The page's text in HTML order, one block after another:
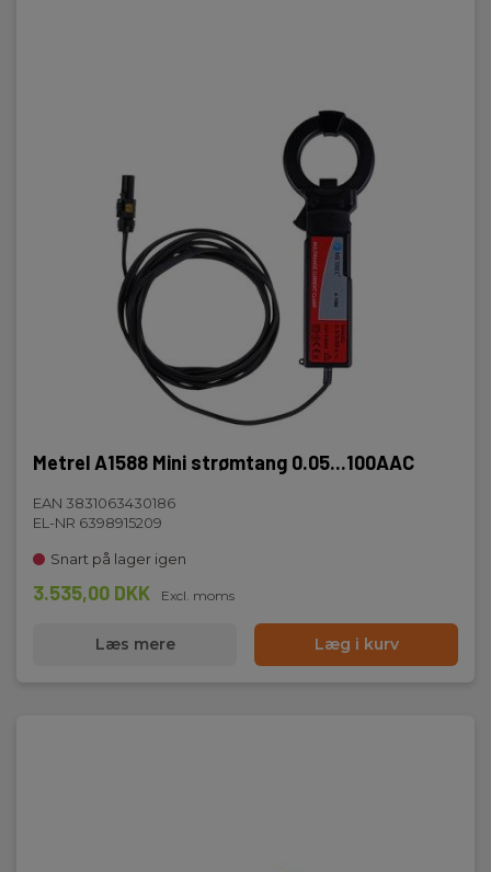
Metrel A1588 Mini strømtang 0.05...100AAC
EAN 3831063430186
EL-NR 6398915209
Snart på lager igen
3.535,00 DKK Excl. moms
Læs mere Læg i kurv